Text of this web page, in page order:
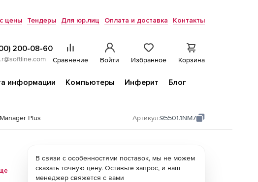
цены Тендеры Для юр.лиц Оплата и доставка Контакты
200-08-60
Сравнение Войти Избранное Корзина
информации Компьютеры Инферит
Блог
Plus Артикул:95501.1NM7
В связи с особенностями поставок, мы не можем
сказать точную цену. Оставьте запрос, и наш
менеджер свяжется с вами